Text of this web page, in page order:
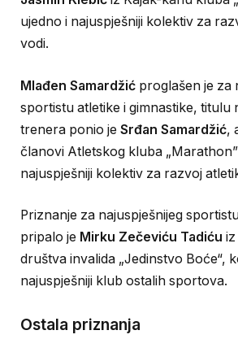
ujedno i najuspješniji kolektiv za
vodi.
Mlađen Samardžić proglašen je za
sportistu atletike i gimnastike, titulu
trenera ponio je Srđan Samardžić,
članovi Atletskog kluba
najuspješniji kolektiv za razvoj
Priznanje za najuspješnijeg
pripalo je Mirku Zečeviću Tadiću
društva invalida „Jedinstvo Boće“,
najuspješniji klub ostalih sportova.
Ostala priznanja